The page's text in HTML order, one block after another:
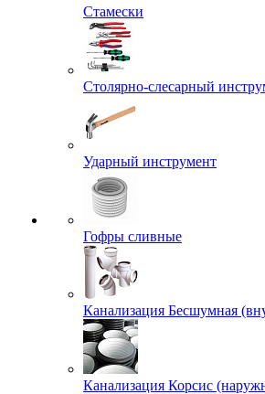
Стамески
Столярно-слесарный
Ударный инструмент
Гофры сливные
Канализация Бесшумная
Канализация Корсис